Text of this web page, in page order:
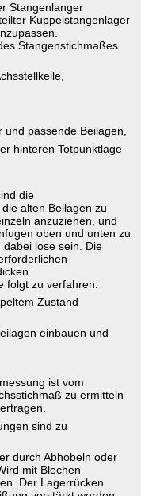
Stangenlanger
Kuppelstangenlager
Stangenstichmaßes
passende Beilagen,
hinteren Totpunktlage
die
alten Beilagen zu
anzuziehen, und
oben und unten zu
lose sein. Die
folgt zu verfahren:
Zustand
einbauen und
ist vom
zu ermitteln
sind zu
durch Abhobeln oder
mit Blechen
Der Lagerrücken